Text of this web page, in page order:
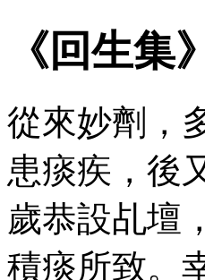
《回生集
從來妙劑，
患痰疾，後
歲恭設乩壇
積痰所致。